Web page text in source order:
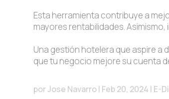
Esta herramienta contribuye a
mayores rentabilidades.
Una gestión hotelera que aspire a
que tu negocio mejore su cuenta
porJose Navarro| Feb 20, 2024 | E-